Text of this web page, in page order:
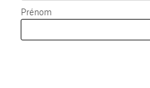
Prénom